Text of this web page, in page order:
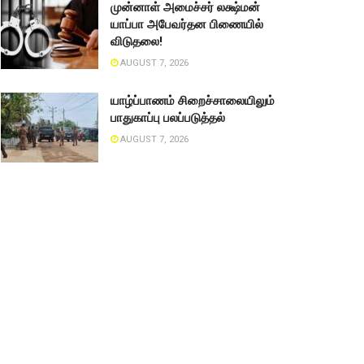
முன்னாள் அமைச்சர் லக்ஷ்மன்
யாப்பா அபேவர்தன பிணையில்
விடுதலை!
AUGUST 7, 2026
யாழ்ப்பாணம் சிறைச்சாலையிலும்
பாதுகாப்பு பலப்படுத்தல்
AUGUST 7, 2026